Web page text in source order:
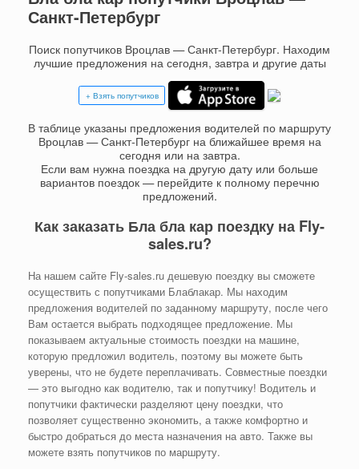
Санкт-Петербург
Поиск попутчиков Вроцлав — Санкт-Петербург. Находим
лучшие предложения на сегодня, завтра и другие даты
+ Взять попутчиков
В таблице указаны предложения водителей по маршруту
Вроцлав — Санкт-Петербург на ближайшее время на
сегодня или на завтра.
Если вам нужна поездка на другую дату или больше
вариантов поездок — перейдите к полному перечню
предложений.
Как заказать Бла бла кар поездку на Fly-
sales.ru?
На нашем сайте Fly-sales.ru дешевую поездку вы сможете
осуществить с попутчиками Блаблакар. Мы находим
предложения водителей по заданному маршруту, после чего
Вам остается выбрать подходящее предложение. Мы
показываем актуальные стоимость поездки на машине,
которую предложил водитель, поэтому вы можете быть
уверены, что не будете переплачивать. Совместные поездки
— это выгодно как водителю, так и попутчику! Водитель и
попутчики фактически разделяют цену поездки, что
позволяет существенно экономить, а также комфортно и
быстро добраться до места назначения на авто. Также вы
можете взять попутчиков по маршруту.